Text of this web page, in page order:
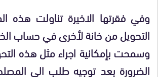
وفي فقرتها الاخيرة تناولت هذه
التحويل من خانة لأخرى في حساب
وسمحت بإمكانية اجراء مثل هذه
الضرورة بعد توجيه طلب الى